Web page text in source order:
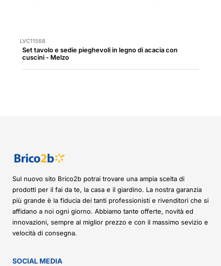
LVC11568
Set tavolo e sedie pieghevoli in legno di acacia con
cuscini - Melzo
Sul nuovo sito Brico2b potrai trovare una ampia scelta di
prodotti per il fai da te, la casa e il giardino. La nostra garanzia
più grande è la fiducia dei tanti professionisti e rivenditori che si
affidano a noi ogni giorno. Abbiamo tante offerte, novità ed
innovazioni, sempre al miglior prezzo e con il massimo sevizio e
velocità di consegna.
SOCIAL MEDIA